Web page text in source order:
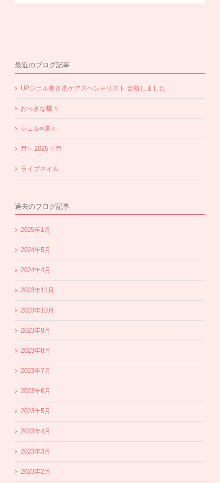
最近のブログ記事
UPジェル巻き爪ケアスペシャリスト 合格しました
おっきな蝶々
シェル×蝶々
⛩✨️ 2025 ✨️⛩
ライブネイル
過去のブログ記事
2025年1月
2024年5月
2024年4月
2023年11月
2023年10月
2023年9月
2023年8月
2023年7月
2023年6月
2023年5月
2023年4月
2023年3月
2023年2月